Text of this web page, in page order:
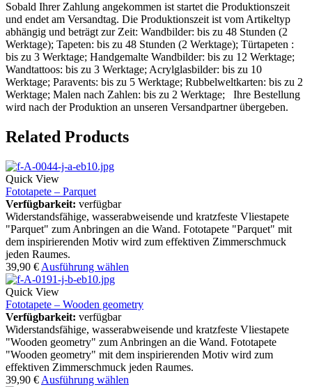
Sobald Ihrer Zahlung angekommen ist startet die Produktionszeit
und endet am Versandtag. Die Produktionszeit ist vom Artikeltyp
abhängig und beträgt zur Zeit: Wandbilder: bis zu 48 Stunden (2
Werktage); Tapeten: bis zu 48 Stunden (2 Werktage); Türtapeten :
bis zu 3 Werktage; Handgemalte Wandbilder: bis zu 12 Werktage;
Wandtattoos: bis zu 3 Werktage; Acrylglasbilder: bis zu 10
Werktage; Paravents: bis zu 5 Werktage; Rubbelweltkarten: bis zu 2
Werktage; Malen nach Zahlen: bis zu 2 Werktage; Ihre Bestellung
wird nach der Produktion an unseren Versandpartner übergeben.
Related Products
Quick View
Fototapete – Parquet
Verfügbarkeit: verfügbar
Widerstandsfähige, wasserabweisende und kratzfeste Vliestapete
"Parquet" zum Anbringen an die Wand. Fototapete "Parquet" mit
dem inspirierenden Motiv wird zum effektiven Zimmerschmuck
jeden Raumes.
39,90 € Ausführung wählen
Quick View
Fototapete – Wooden geometry
Verfügbarkeit: verfügbar
Widerstandsfähige, wasserabweisende und kratzfeste Vliestapete
"Wooden geometry" zum Anbringen an die Wand. Fototapete
"Wooden geometry" mit dem inspirierenden Motiv wird zum
effektiven Zimmerschmuck jeden Raumes.
39,90 € Ausführung wählen